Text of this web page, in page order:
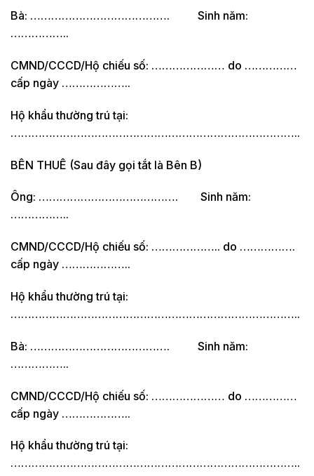
Bà: …………………………………. Sinh năm:
……………..
CMND/CCCD/Hộ chiếu số: ………………… do ……………
cấp ngày ………………..
Hộ khẩu thường trú tại:
………………………………………………………………………..
BÊN THUÊ (Sau đây gọi tắt là Bên B)
Ông: …………………………………. Sinh năm:
……………..
CMND/CCCD/Hộ chiếu số: ……………….. do …………….
cấp ngày ………………..
Hộ khẩu thường trú tại:
………………………………………………………………………..
Bà: …………………………………. Sinh năm:
……………..
CMND/CCCD/Hộ chiếu số: ………………… do ……………
cấp ngày ………………..
Hộ khẩu thường trú tại:
………………………………………………………………………..